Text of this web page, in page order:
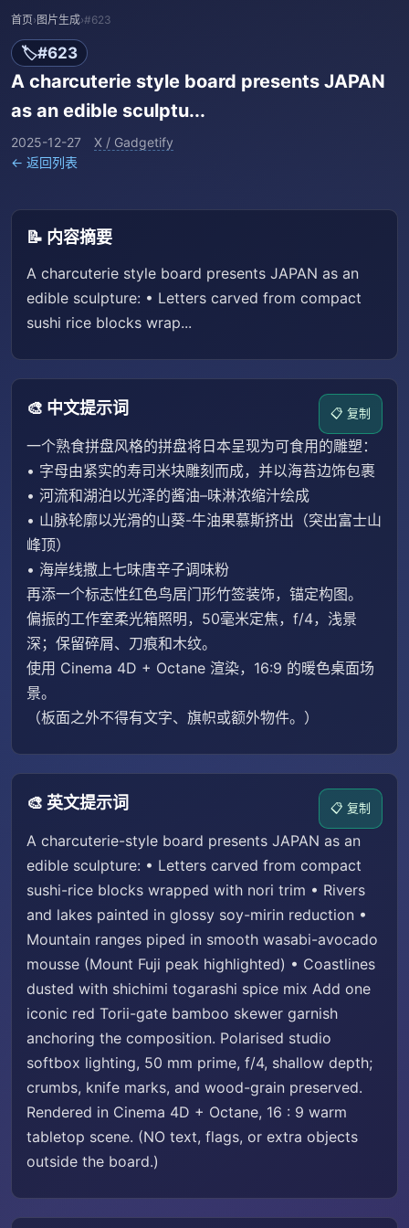
首页› 图片生成›#623
🏷️#623
A charcuterie style board presents JAPAN
as an edible sculptu...
2025-12-27 X / Gadgetify
← 返回列表
📝 内容摘要
A charcuterie style board presents JAPAN as an
edible sculpture: • Letters carved from compact
sushi rice blocks wrap...
🎨 中文提示词 📋 复制
一个熟食拼盘风格的拼盘将日本呈现为可食用的雕塑：
• 字母由紧实的寿司米块雕刻而成，并以海苔边饰包裹
• 河流和湖泊以光泽的酱油–味淋浓缩汁绘成
• 山脉轮廓以光滑的山葵-牛油果慕斯挤出（突出富士山
峰顶）
• 海岸线撒上七味唐辛子调味粉
再添一个标志性红色鸟居门形竹签装饰，锚定构图。
偏振的工作室柔光箱照明，50毫米定焦，f/4，浅景
深；保留碎屑、刀痕和木纹。
使用 Cinema 4D + Octane 渲染，16:9 的暖色桌面场
景。
（板面之外不得有文字、旗帜或额外物件。）
🎨 英文提示词 📋 复制
A charcuterie-style board presents JAPAN as an
edible sculpture: • Letters carved from compact
sushi-rice blocks wrapped with nori trim • Rivers
and lakes painted in glossy soy-mirin reduction •
Mountain ranges piped in smooth wasabi-avocado
mousse (Mount Fuji peak highlighted) • Coastlines
dusted with shichimi togarashi spice mix Add one
iconic red Torii-gate bamboo skewer garnish
anchoring the composition. Polarised studio
softbox lighting, 50 mm prime, f/4, shallow depth;
crumbs, knife marks, and wood-grain preserved.
Rendered in Cinema 4D + Octane, 16 : 9 warm
tabletop scene. (NO text, flags, or extra objects
outside the board.)